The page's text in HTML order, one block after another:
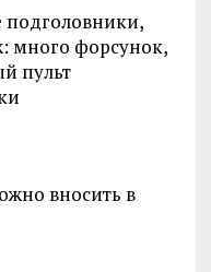
подголовники,
много форсунок,
пульт
вносить в